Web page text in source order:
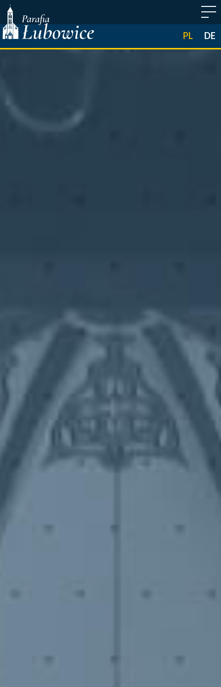
PL DE